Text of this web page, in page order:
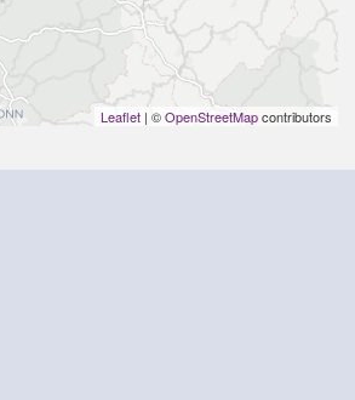
Leaflet | ©OpenStreetMapcontributors